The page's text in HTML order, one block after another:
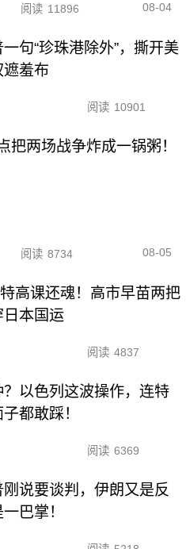
阅读 11896 08-04
句“珍珠港除外”，撕开美
遮羞布
阅读 10901
把两场战争炸成一锅粥！
阅读 8734 08-05
高课还魂！高市早苗两把
日本国运
阅读 4837
？以色列这波操作，连特
都敢踩！
阅读 6369
刚说要谈判，伊朗又是反
巴掌！